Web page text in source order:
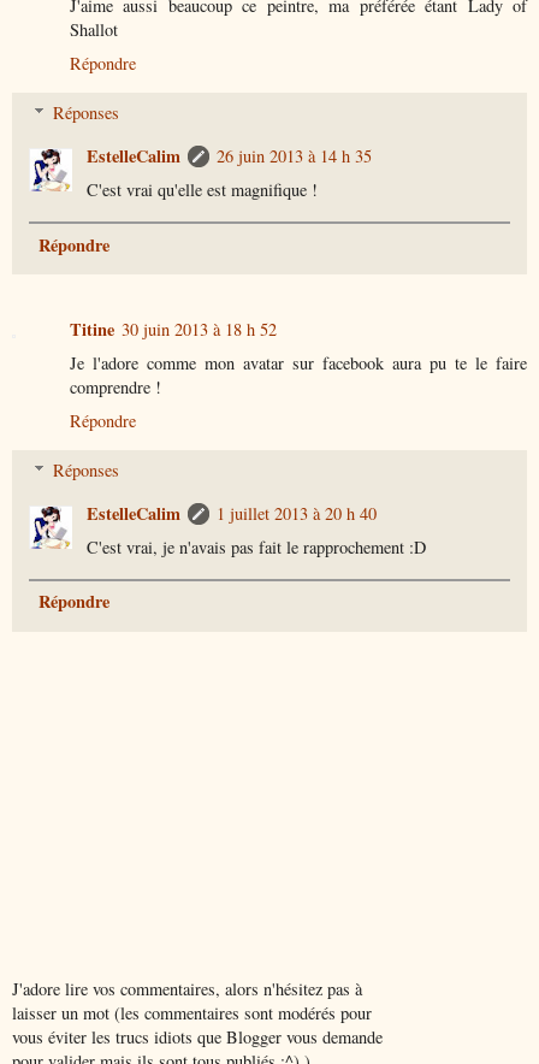
J'aime aussi beaucoup ce peintre, ma préférée étant Lady of
Shallot
Répondre
Réponses
EstelleCalim
26 juin 2013 à 14 h 35
C'est vrai qu'elle est magnifique !
Répondre
Titine 30 juin 2013 à 18 h 52
Je l'adore comme mon avatar sur facebook aura pu te le faire
comprendre !
Répondre
Réponses
EstelleCalim
1 juillet 2013 à 20 h 40
C'est vrai, je n'avais pas fait le rapprochement :D
Répondre
J'adore lire vos commentaires, alors n'hésitez pas à
laisser un mot (les commentaires sont modérés pour
vous éviter les trucs idiots que Blogger vous demande